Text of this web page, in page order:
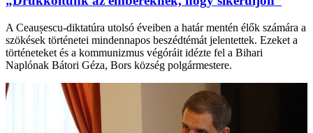
A Ceaușescu-diktatúra utolsó éveiben a határ mentén élők számára a
szökések történetei mindennapos beszédtémát jelentettek. Ezeket a
történeteket és a kommunizmus végóráit idézte fel a Bihari
Naplónak Bátori Géza, Bors község polgármestere.